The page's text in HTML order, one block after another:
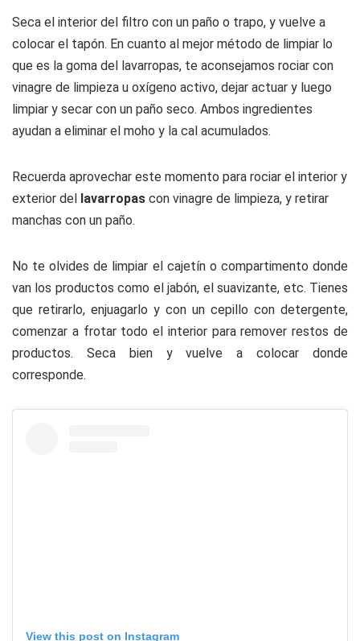
Seca el interior del filtro con un paño o trapo, y vuelve a
colocar el tapón. En cuanto al mejor método de limpiar lo
que es la goma del lavarropas, te aconsejamos rociar con
vinagre de limpieza u oxígeno activo, dejar actuar y luego
limpiar y secar con un paño seco. Ambos ingredientes
ayudan a eliminar el moho y la cal acumulados.
Recuerda aprovechar este momento para rociar el interior y
exterior del lavarropas con vinagre de limpieza, y retirar
manchas con un paño.
No te olvides de limpiar el cajetín o compartimento donde
van los productos como el jabón, el suavizante, etc. Tienes
que retirarlo, enjuagarlo y con un cepillo con detergente,
comenzar a frotar todo el interior para remover restos de
productos. Seca bien y vuelve a colocar donde
corresponde.
View this post on Instagram